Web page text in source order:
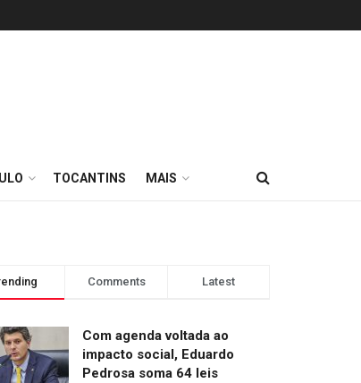
TOCANTINS MAIS
Comments Latest
Com agenda voltada ao
impacto social, Eduardo
Pedrosa soma 64 leis